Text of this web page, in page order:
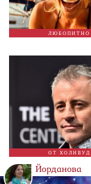
ЛЮБОПИТНО
ОТ ХОЛИВУД
Йорданова